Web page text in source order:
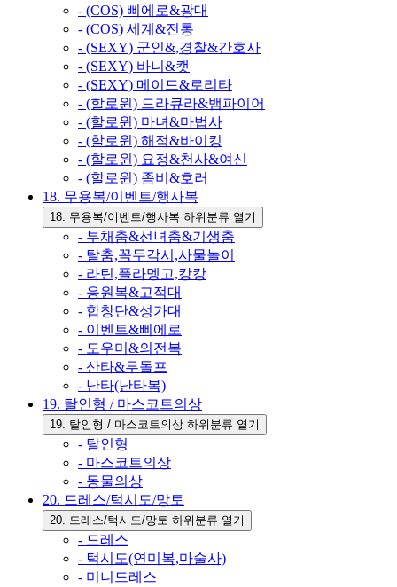
- (COS) 삐에로&광대
- (COS) 세계&전통
- (SEXY) 군인&,경찰&간호사
- (SEXY) 바니&캣
- (SEXY) 메이드&로리타
- (할로윈) 드라큐라&뱀파이어
- (할로윈) 마녀&마법사
- (할로윈) 해적&바이킹
- (할로윈) 요정&천사&여신
- (할로윈) 좀비&호러
18. 무용복/이벤트/행사복
18. 무용복/이벤트/행사복 하위분류 열기
- 부채춤&선녀춤&기생춤
- 탈춤,꼭두각시,사물놀이
- 라틴,플라멩고,캉캉
- 응원복&고적대
- 합창단&성가대
- 이벤트&삐에로
- 도우미&의전복
- 산타&루돌프
- 난타(난타복)
19. 탈인형 / 마스코트의상
19. 탈인형 / 마스코트의상 하위분류 열기
- 탈인형
- 마스코트의상
- 동물의상
20. 드레스/턱시도/망토
20. 드레스/턱시도/망토 하위분류 열기
- 드레스
- 턱시도(연미복,마술사)
- 미니드레스